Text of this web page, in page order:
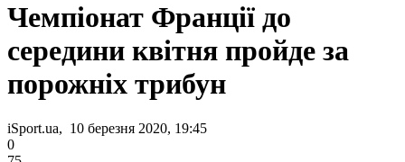
Чемпіонат Франції до
середини квітня пройде за
порожніх трибун
iSport.ua, 10 березня 2020, 19:45
0